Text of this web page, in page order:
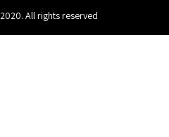
All rights reserved